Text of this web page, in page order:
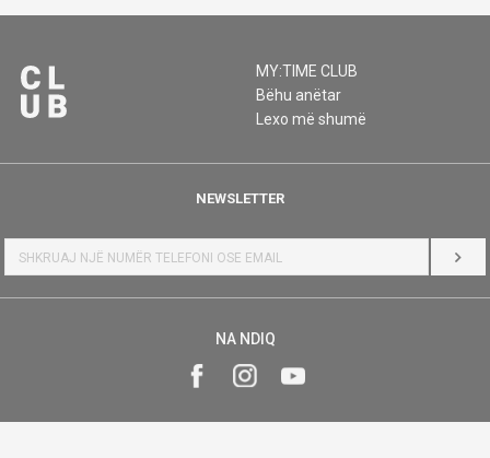
MY:TIME CLUB
Bëhu anëtar
Lexo më shumë
NEWSLETTER
HYR
NA NDIQ